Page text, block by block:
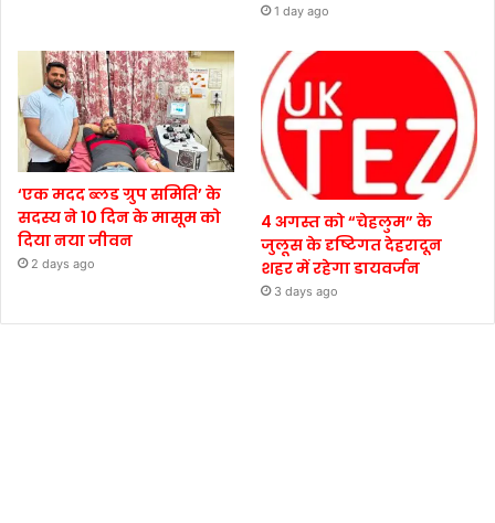
1 day ago
‘एक मदद ब्लड ग्रुप समिति’ के
सदस्य ने 10 दिन के मासूम को
दिया नया जीवन
2 days ago
4 अगस्त को “चेहलुम” के
जुलूस के दृष्टिगत देहरादून
शहर में रहेगा डायवर्जन
3 days ago